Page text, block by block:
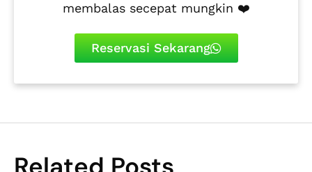
membalas secepat mungkin ❤️
Reservasi Sekarang